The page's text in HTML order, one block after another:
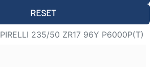
RESET
PIRELLI 235/50 ZR17 96Y P6000P(T)